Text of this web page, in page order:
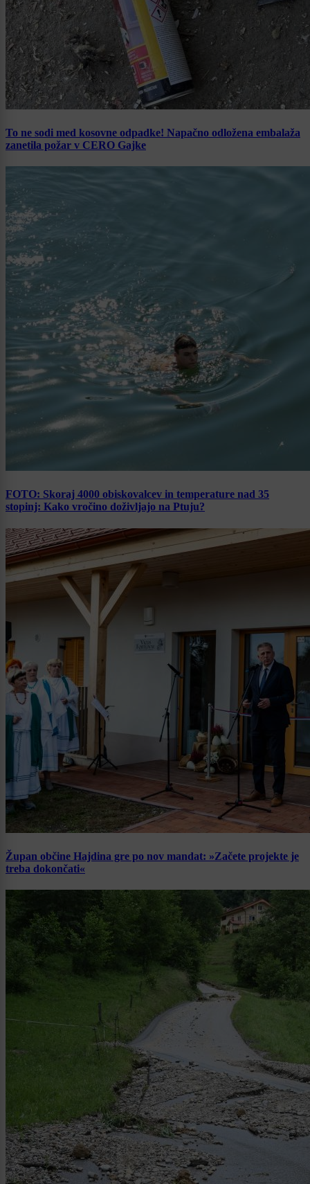
To ne sodi med kosovne odpadke! Napačno odložena embalaža
zanetila požar v CERO Gajke
FOTO: Skoraj 4000 obiskovalcev in temperature nad 35
stopinj: Kako vročino doživljajo na Ptuju?
Župan občine Hajdina gre po nov mandat: »Začete projekte je
treba dokončati«